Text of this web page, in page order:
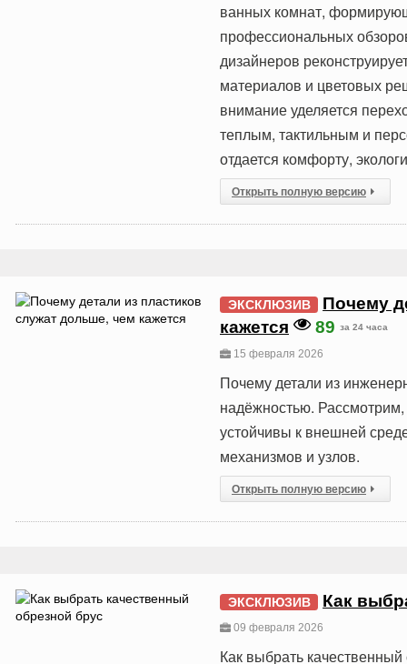
ванных комнат,
профессиональных
дизайнеров
материалов и цветовых
внимание уделяется
теплым, тактильным и
отдается комфорту,
Открыть полную версию
ЭКСКЛЮЗИВ
Почему
кажется
89 за 24 часа
15 февраля 2026
Почему детали из
надёжностью.
устойчивы к внешней
механизмов и узлов.
Открыть полную версию
ЭКСКЛЮЗИВ Как
09 февраля 2026
Как выбрать